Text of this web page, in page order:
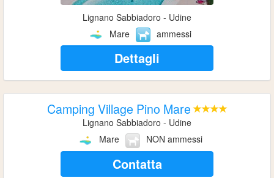
Lignano Sabbiadoro - Udine
Mare
ammessi
Dettagli
Camping Village Pino Mare
Lignano Sabbiadoro - Udine
Mare
NON ammessi
Contatta